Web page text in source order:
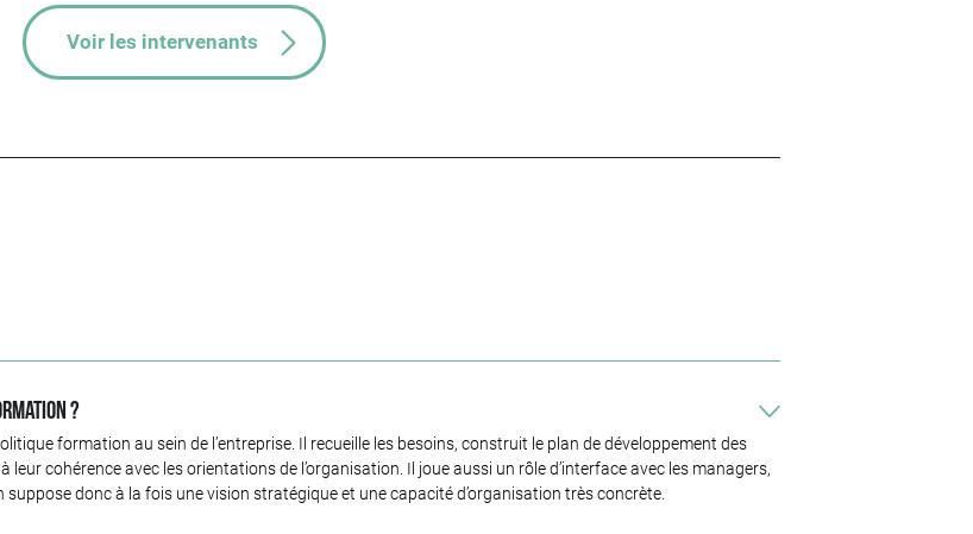
Voir les intervenants
?
formation au sein de l’entreprise. Il recueille les besoins, construit le plan de développement des
cohérence avec les orientations de l’organisation. Il joue aussi un rôle d’interface avec les managers,
donc à la fois une vision stratégique et une capacité d’organisation très concrète.